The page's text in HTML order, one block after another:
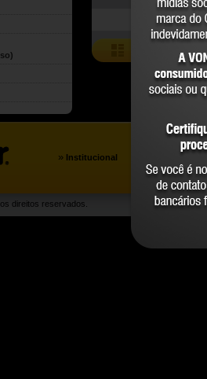
» Institucional
direitos reservados.